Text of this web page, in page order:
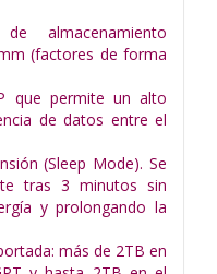
almacenamiento
(factores de forma
que permite un alto
de datos entre el
(Sleep Mode). Se
tras 3 minutos sin
y prolongando la
más de 2TB en